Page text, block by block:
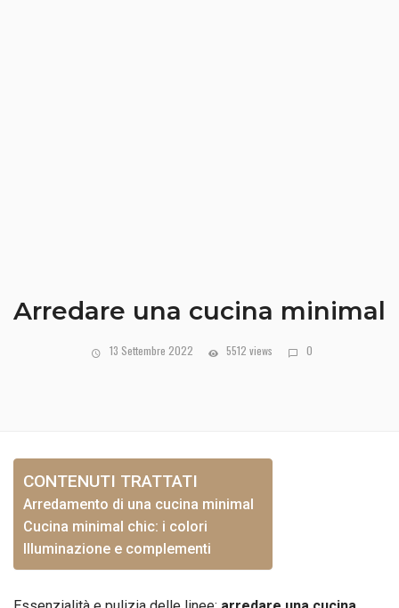
Arredare una cucina minimal
13 Settembre 2022 5512 views 0
CONTENUTI TRATTATI
Arredamento di una cucina minimal
Cucina minimal chic: i colori
Illuminazione e complementi